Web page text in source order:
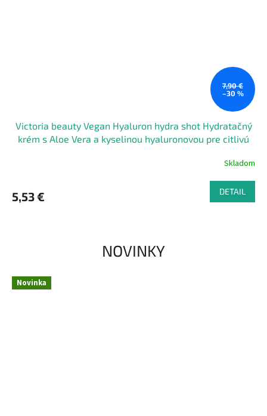
7,90 €
–30 %
Victoria beauty Vegan Hyaluron hydra shot Hydratačný
krém s Aloe Vera a kyselinou hyaluronovou pre citlivú
Skladom
5,53 € DETAIL
NOVINKY
Novinka